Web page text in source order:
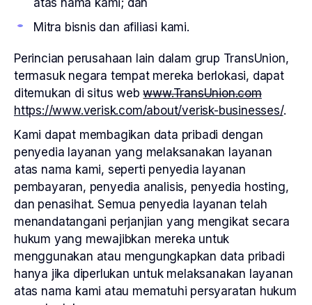
atas nama kami; dan
Mitra bisnis dan afiliasi kami.
Perincian perusahaan lain dalam grup TransUnion,
termasuk negara tempat mereka berlokasi, dapat
ditemukan di situs webwww.TransUnion.com
https://www.verisk.com/about/verisk-businesses/.
Kami dapat membagikan data pribadi dengan
penyedia layanan yang melaksanakan layanan
atas nama kami, seperti penyedia layanan
pembayaran, penyedia analisis, penyedia hosting,
dan penasihat. Semua penyedia layanan telah
menandatangani perjanjian yang mengikat secara
hukum yang mewajibkan mereka untuk
menggunakan atau mengungkapkan data pribadi
hanya jika diperlukan untuk melaksanakan layanan
atas nama kami atau mematuhi persyaratan hukum